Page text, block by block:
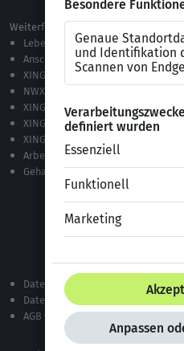
Weiterführende Links
Lebenslauf-Editor
Anschreiben-Editor
XING Stellenmarkt
NWX – „Alles zur Zukunft der Arbeit“
XING Campus
XING News
XING ProJobs
Arbeitgeber-Bewertungen
Gehaltsvergleich
Datenschutzerklärung
Datenschutz bei XING
AGB von XING